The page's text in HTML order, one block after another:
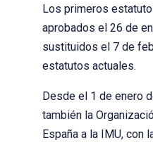
Los primeros
aprobados el 26 de
sustituidos el 7 de
estatutos actuales.
Desde el 1 de enero
también la
España a la IMU, con